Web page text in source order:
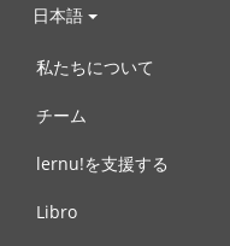
日本語
私たちについて
チーム
lernu!を支援する
Libro